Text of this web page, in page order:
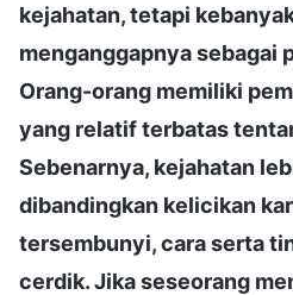
kejahatan, tetapi
menganggapnya sebagai
Orang-orang memiliki
yang relatif terbatas
Sebenarnya, kejahatan
dibandingkan kelicikan
tersembunyi, cara serta
cerdik. Jika seseorang